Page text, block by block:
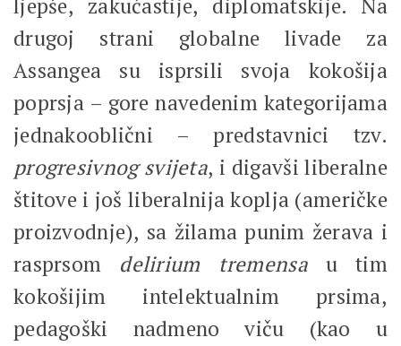
ljepše, zakučastije, diplomatskije. Na
drugoj strani globalne livade za
Assangea su isprsili svoja kokošija
poprsja – gore navedenim kategorijama
jednakooblični – predstavnici tzv.
progresivnog svijeta, i digavši liberalne
štitove i još liberalnija koplja (američke
proizvodnje), sa žilama punim žerava i
rasprsom delirium tremensau tim
kokošijim intelektualnim prsima,
pedagoški nadmeno viču (kao u